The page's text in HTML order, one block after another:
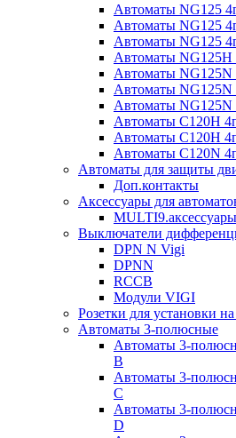
Автоматы NG125
Автоматы NG125
Автоматы NG125
Автоматы NG125H
Автоматы NG125N
Автоматы NG125N
Автоматы NG125N
Автоматы С120H
Автоматы С120H
Автоматы С120N
Автоматы для защиты
Доп.контакты
Аксессуары для
Выключатели
DPN N Vigi
DPNN
RCCB
Модули VIGI
Розетки для установки
Автоматы 3-полюсные
Автоматы 3-
B
Автоматы 3-
C
Автоматы 3-
D